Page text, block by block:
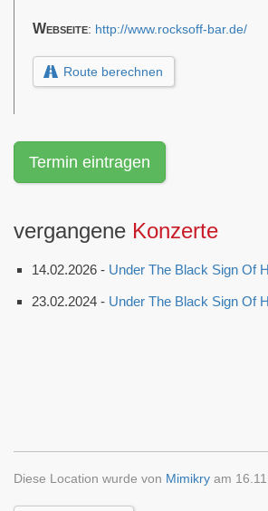
Webseite: http://www.rocksoff-bar.de/
Route berechnen
Termin eintragen
vergangene Konzerte
14.02.2026 - Under The Black Sign Of
23.02.2024 - Under The Black Sign Of
Diese Location wurde von Mimikry am